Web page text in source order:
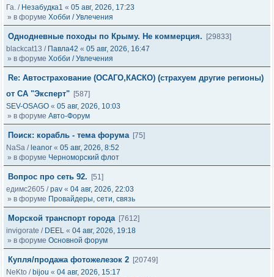
Га. / Незабудка1 « 05 авг, 2026, 17:23
» в форуме Хобби / Увлечения
Однодневные походы по Крыму. Не коммерция.
[29833]
blackcat13 / Павла42 « 05 авг, 2026, 16:47
» в форуме Хобби / Увлечения
Re: Автострахование (ОСАГО,КАСКО) (страхуем другие регионы)
от СА "Эксперт" [587]
SEV-OSAGO « 05 авг, 2026, 10:03
» в форуме Авто-Форум
Поиск: корабль - тема форума [75]
NaSa / leanor « 05 авг, 2026, 8:52
» в форуме Черноморский флот
Вопрос про сеть 92.
[51]
едимс2605 /pav « 04 авг, 2026, 22:03
» в форуме Провайдеры, сети, связь
Морской транспорт города [7612]
invigorate / DEEL « 04 авг, 2026, 19:18
» в форуме Основной форум
Купля/продажа фотожелезок 2 [20749]
NeKto / bijou « 04 авг, 2026, 15:17